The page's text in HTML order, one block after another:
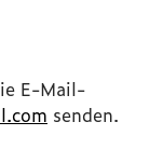
E-Mail-
senden.